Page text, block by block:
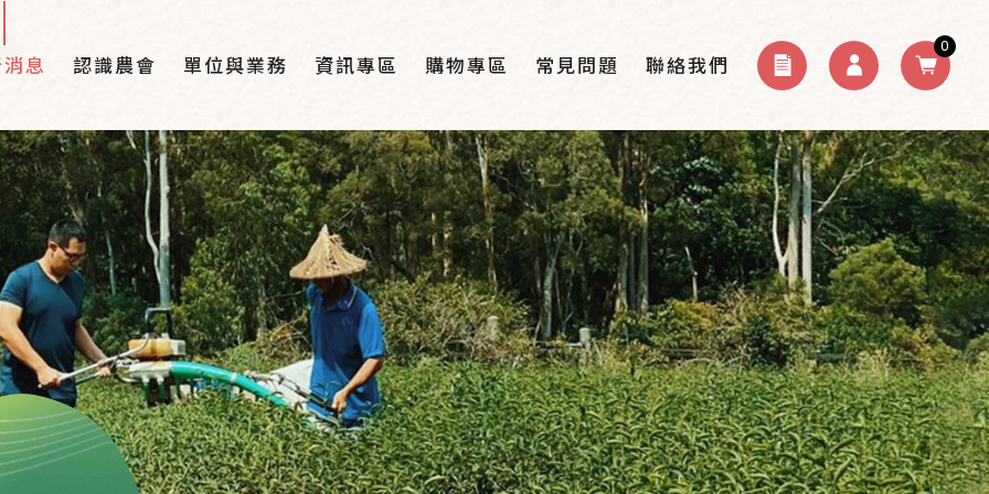
息 認識農會 單位與業務 資訊專區 購物專區 常見問題 聯絡我們
0